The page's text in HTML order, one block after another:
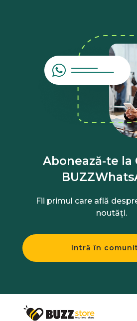
Abonează-te la
Fii primul care află
noutăți.
Intră în